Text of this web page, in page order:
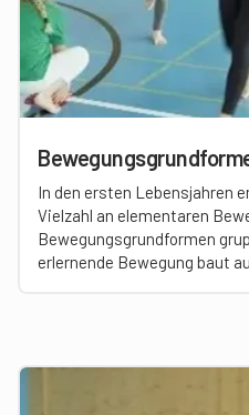
In den ersten Lebensjahren
Vielzahl an elementaren
Bewegungsgrundformen
erlernende Bewegung baut